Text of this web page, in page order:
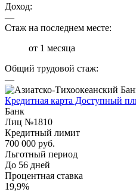
Доход:
—
Стаж на последнем месте:
от 1 месяца
Общий трудовой стаж:
—
Кредитная карта Доступный
Банк
Лиц №1810
Кредитный лимит
700 000 руб.
Льготный период
До 56 дней
Процентная ставка
19,9%